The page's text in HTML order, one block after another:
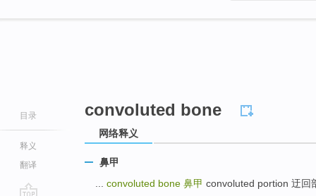
目录
释义
翻译
convoluted bone
网络释义
鼻甲
convoluted bone 鼻甲 convoluted portion 迂回